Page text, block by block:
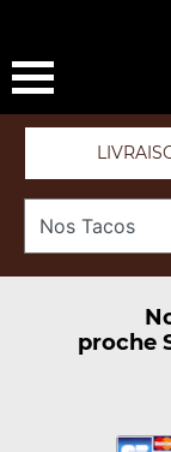
proche